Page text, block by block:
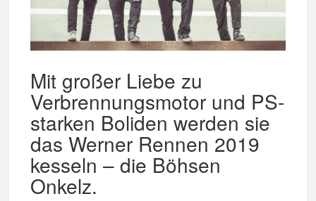
Mit großer Liebe zu
Verbrennungsmotor und PS-
starken Boliden werden sie
das Werner Rennen 2019
kesseln – die Böhsen
Onkelz.